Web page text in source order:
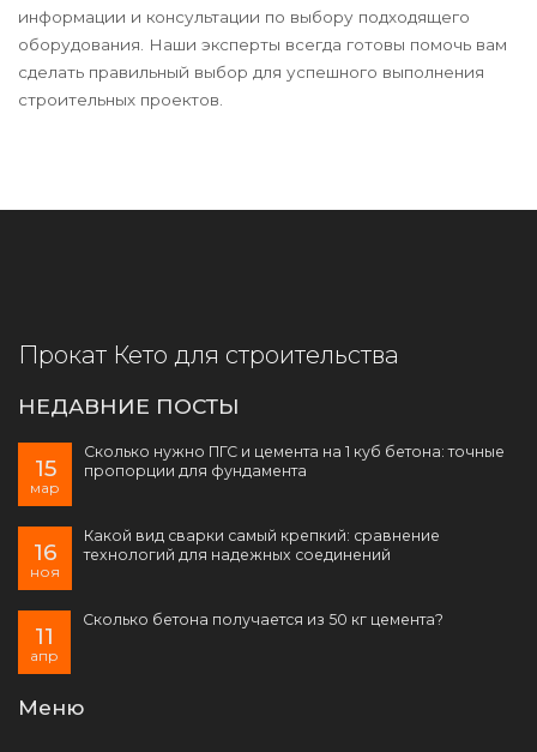
информации и консультации по выбору подходящего
оборудования. Наши эксперты всегда готовы помочь вам
сделать правильный выбор для успешного выполнения
строительных проектов.
Прокат Кето для строительства
НЕДАВНИЕ ПОСТЫ
15
мар
Сколько нужно ПГС и цемента на 1 куб бетона: точные
пропорции для фундамента
16
ноя
Какой вид сварки самый крепкий: сравнение
технологий для надежных соединений
11
апр
Сколько бетона получается из 50 кг цемента?
Меню